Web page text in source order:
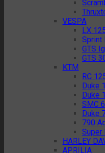
VESPA
LX
Sprint
GTS
GTS
KTM
RC
Duke
Duke
SMC
Duke
790
Super
HARLEY
APRILIA